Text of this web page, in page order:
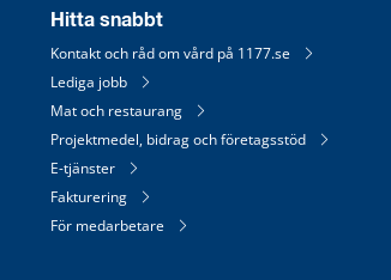
Hitta snabbt
Kontakt och råd om vård på 1177.se
Lediga jobb
Mat och restaurang
Projektmedel, bidrag och företagsstöd
E-tjänster
Fakturering
För medarbetare